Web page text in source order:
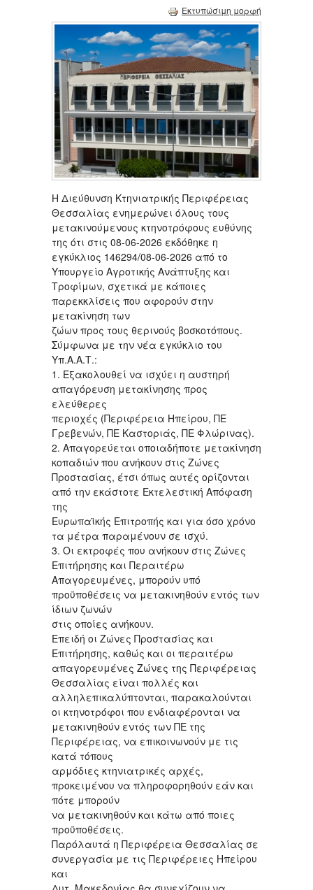
Εκτυπώσιμη μορφή
Η Διεύθυνση Κτηνιατρικής Περιφέρειας
Θεσσαλίας ενημερώνει όλους τους
μετακινούμενους κτηνοτρόφους ευθύνης
της ότι στις 08-06-2026 εκδόθηκε η
εγκύκλιος 146294/08-06-2026 από το
Υπουργείο Αγροτικής Ανάπτυξης και
Τροφίμων, σχετικά με κάποιες
παρεκκλίσεις που αφορούν στην
μετακίνηση των
ζώων προς τους θερινούς βοσκοτόπους.
Σύμφωνα με την νέα εγκύκλιο του
Υπ.Α.Α.Τ.:
1. Εξακολουθεί να ισχύει η αυστηρή
απαγόρευση μετακίνησης προς
ελεύθερες
περιοχές (Περιφέρεια Ηπείρου, ΠΕ
Γρεβενών, ΠΕ Καστοριάς, ΠΕ Φλώρινας).
2. Απαγορεύεται οποιαδήποτε μετακίνηση
κοπαδιών που ανήκουν στις Ζώνες
Προστασίας, έτσι όπως αυτές ορίζονται
από την εκάστοτε Εκτελεστική Απόφαση
της
Ευρωπαϊκής Επιτροπής και για όσο χρόνο
τα μέτρα παραμένουν σε ισχύ.
3. Οι εκτροφές που ανήκουν στις Ζώνες
Επιτήρησης και Περαιτέρω
Απαγορευμένες, μπορούν υπό
προϋποθέσεις να μετακινηθούν εντός των
ίδιων ζωνών
στις οποίες ανήκουν.
Επειδή οι Ζώνες Προστασίας και
Επιτήρησης, καθώς και οι περαιτέρω
απαγορευμένες Ζώνες της Περιφέρειας
Θεσσαλίας είναι πολλές και
αλληλεπικαλύπτονται, παρακαλούνται
οι κτηνοτρόφοι που ενδιαφέρονται να
μετακινηθούν εντός των ΠΕ της
Περιφέρειας, να επικοινωνούν με τις
κατά τόπους
αρμόδιες κτηνιατρικές αρχές,
προκειμένου να πληροφορηθούν εάν και
πότε μπορούν
να μετακινηθούν και κάτω από ποιες
προϋποθέσεις.
Παρόλαυτά η Περιφέρεια Θεσσαλίας σε
συνεργασία με τις Περιφέρειες Ηπείρου
και